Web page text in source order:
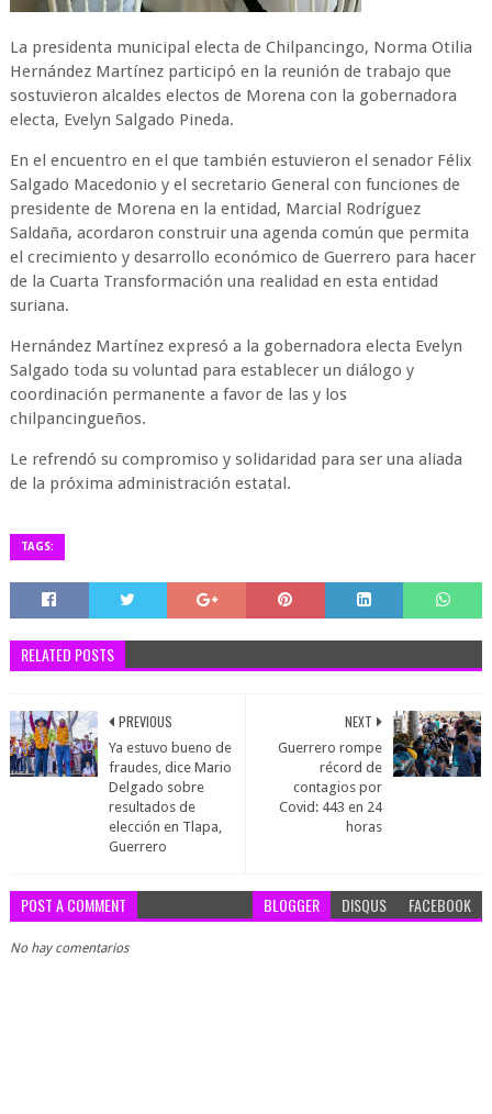
La presidenta municipal electa de Chilpancingo, Norma Otilia
Hernández Martínez participó en la reunión de trabajo que
sostuvieron alcaldes electos de Morena con la gobernadora
electa, Evelyn Salgado Pineda.
En el encuentro en el que también estuvieron el senador Félix
Salgado Macedonio y el secretario General con funciones de
presidente de Morena en la entidad, Marcial Rodríguez
Saldaña, acordaron construir una agenda común que permita
el crecimiento y desarrollo económico de Guerrero para hacer
de la Cuarta Transformación una realidad en esta entidad
suriana.
Hernández Martínez expresó a la gobernadora electa Evelyn
Salgado toda su voluntad para establecer un diálogo y
coordinación permanente a favor de las y los
chilpancingueños.
Le refrendó su compromiso y solidaridad para ser una aliada
de la próxima administración estatal.
TAGS:
RELATED POSTS
NEXT
Guerrero rompe
récord de
contagios por
Covid: 443 en 24
horas
PREVIOUS
Ya estuvo bueno de
fraudes, dice Mario
Delgado sobre
resultados de
elección en Tlapa,
Guerrero
POST A COMMENT BLOGGER DISQUS FACEBOOK
No hay comentarios